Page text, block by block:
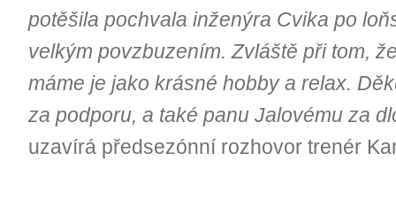
potěšila pochvala inženýra Cvika po
velkým povzbuzením. Zvláště při tom,
máme je jako krásné hobby a relax.
za podporu, a také panu Jalovému za
uzavírá předsezónní rozhovor trenér